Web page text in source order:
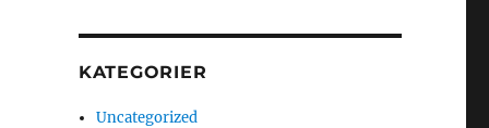
KATEGORIER
Uncategorized